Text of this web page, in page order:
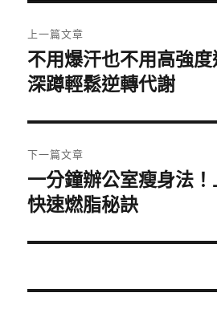
章
導
覽
上一篇文章
上
一
文
章:
不用爆汗也不用高強
深蹲輕鬆逆轉代謝
下一篇文章
下
一
文
一分鐘辦公室瘦身法
快速燃脂秘訣